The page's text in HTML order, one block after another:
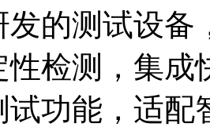
发的测试设
性检测，集成
试功能，适配